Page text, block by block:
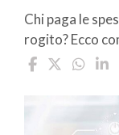
Chi paga le
rogito? Ecco